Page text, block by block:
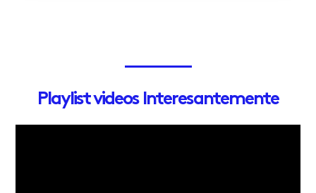
Playlist videos Interesantemente